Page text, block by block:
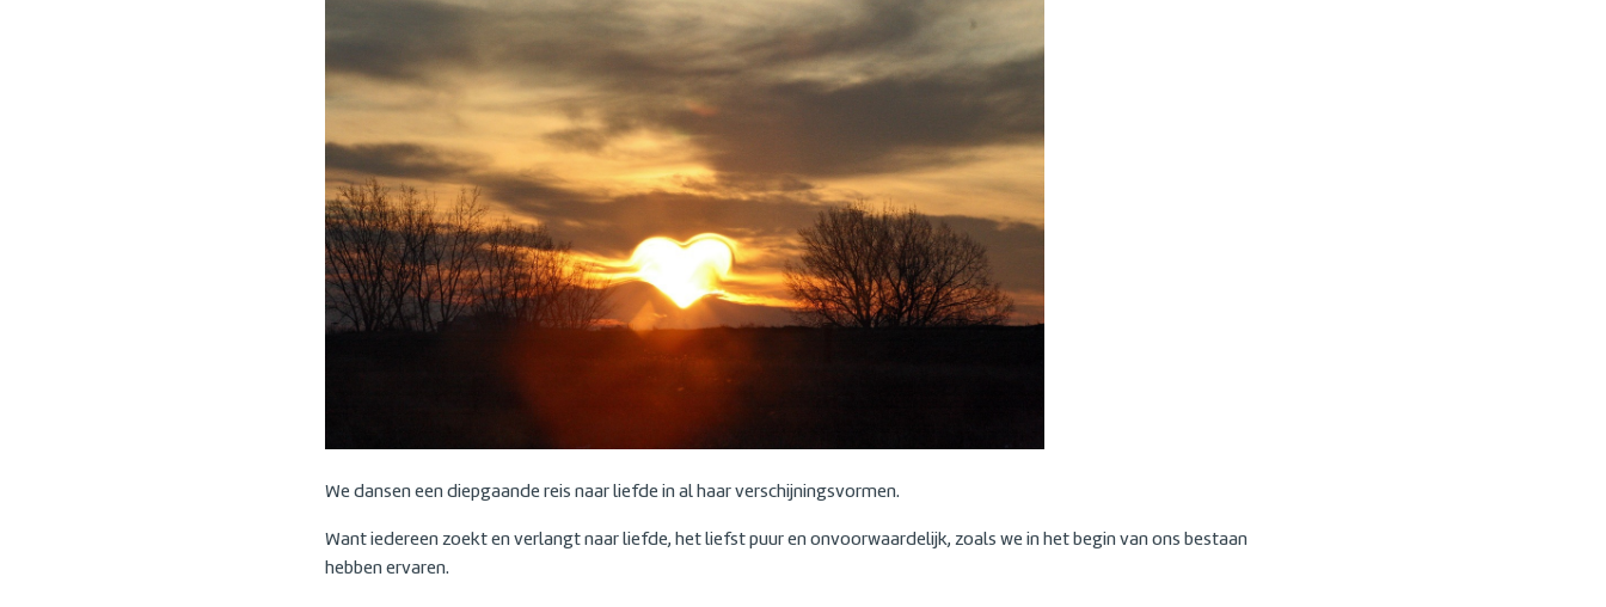
We dansen een diepgaande reis naar liefde in al haar verschijningsvormen.
Want iedereen zoekt en verlangt naar liefde, het liefst puur en onvoorwaardelijk, zoals we in het begin van ons bestaan
hebben ervaren.